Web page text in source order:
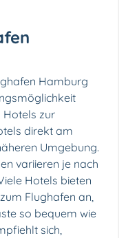
Hamburg
Hotels zur
direkt am
Umgebung.
variieren je nach
Hotels bieten
Flughafen an,
so bequem wie
sich,